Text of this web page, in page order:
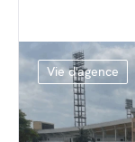
Vie d'agence